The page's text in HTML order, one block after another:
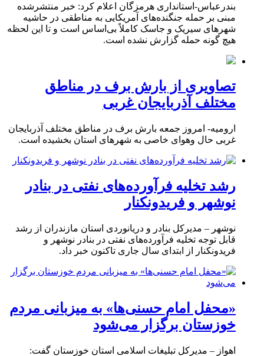
بندرعباس-استانداری هرمزگان اعلام کرد: خبر منتشرشده
مبنی بر حمله جنگنده‌های آمریکایی به مناطقی در حاشیه
شهرهای سیریک و جاسک کاملاً بی‌اساس است و تا این لحظه
هیچ گونه حمله گزارش نشده است.
تصاویری از بارش برف در مناطق
مختلف آذربایجان غربی
ارومیه- امروز جمعه بارش برف در مناطق مختلف آذربایجان
غربی حال وهوای خاصی به شهرهای استان بخشیده است.
رشد تخلیه فرآورده‌های نفتی در بنادر
نوشهر و فریدونکنار
نوشهر – مدیرکل بنادر و دریانوردی استان مازندران از رشد
قابل توجه تخلیه فرآورده‌های نفتی در بنادر نوشهر و
فریدونکنار از ابتدای سال جاری تاکنون خبر داد.
«محفل امام حسنی‌ها» به میزبانی مردم
خوزستان برگزار می‌شود
اهواز – مدیرکل تبلیغات اسلامی استان خوزستان گفت: